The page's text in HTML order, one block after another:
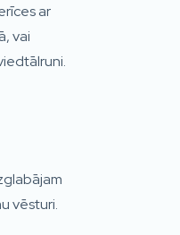
ar
vai
vēsturi.